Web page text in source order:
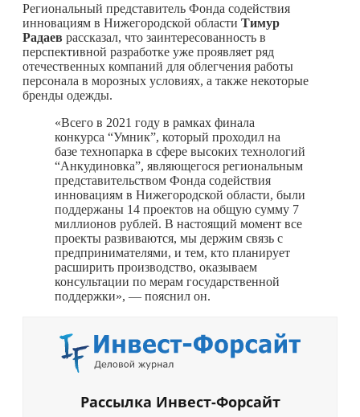
Региональный представитель Фонда содействия
инновациям в Нижегородской области Тимур
Радаев рассказал, что заинтересованность в
перспективной разработке уже проявляет ряд
отечественных компаний для облегчения работы
персонала в морозных условиях, а также некоторые
бренды одежды.
«Всего в 2021 году в рамках финала
конкурса “Умник”, который проходил на
базе технопарка в сфере высоких технологий
“Анкудиновка”, являющегося региональным
представительством Фонда содействия
инновациям в Нижегородской области, были
поддержаны 14 проектов на общую сумму 7
миллионов рублей. В настоящий момент все
проекты развиваются, мы держим связь с
предпринимателями, и тем, кто планирует
расширить производство, оказываем
консультации по мерам государственной
поддержки», — пояснил он.
Рассылка Инвест-Форсайт